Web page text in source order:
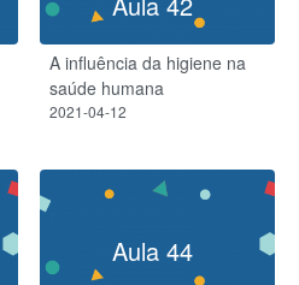
A influência da higiene na
saúde humana
2021-04-12
Aula 44